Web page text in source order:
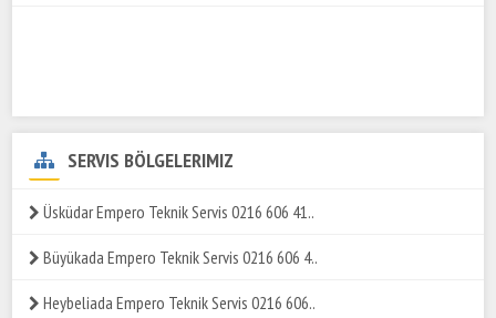
SERVIS BÖLGELERIMIZ
Üsküdar Empero Teknik Servis 0216 606 41..
Büyükada Empero Teknik Servis 0216 606 4..
Heybeliada Empero Teknik Servis 0216 606..